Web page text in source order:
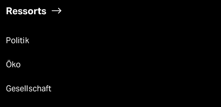
Ressorts
Politik
Öko
Gesellschaft